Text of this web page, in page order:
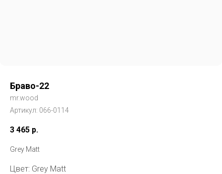
Браво-22
mr.wood
Артикул: 066-0114
3 465 р.
Grey Matt
Цвет: Grey Matt